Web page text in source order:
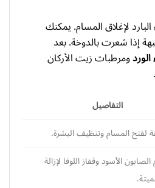
لإغلاق المسام. يمكنك
إذا شعرت بالدوخة. بعد
ومرطبات زيت الأركان
التفاصيل
الأسود وقفاز اللوفا لإزالة